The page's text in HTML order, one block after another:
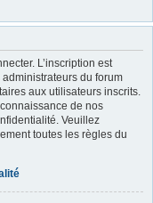
L’inscription est
du forum
aux utilisateurs inscrits.
de nos
Veuillez
toutes les règles du